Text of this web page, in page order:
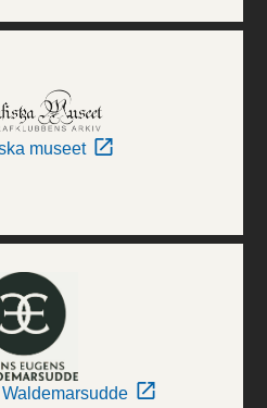
museet